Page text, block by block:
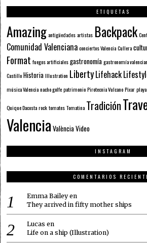
ETIQUETAS
Amazing antigüedades artistas Backpack
Comunidad Valenciana conciertos Valencia Cullera
Format fuegos artificiales gastronomía gastronomía
Castillo Historia Illustration LibertyLifehack
música Valencia nacho golfe patrimonio Pirotecnia Vulcano Pixar playa
Quique Dacosta rock tomates Tomatina Tradición
Valencia ValènciaVideo
INSTAGRAM
COMENTARIOS
Emma Baileyen
They arrived in fifty mother ships
Lucas en
Life on a ship (Illustration)